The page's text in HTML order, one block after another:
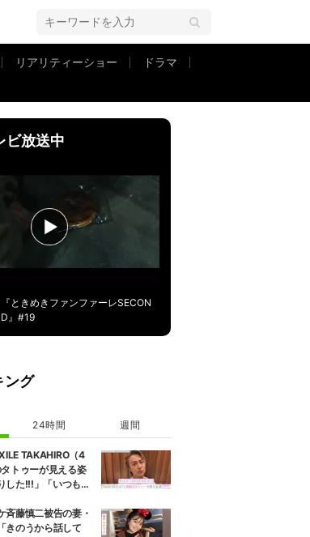
リアリティーショー
ドラマ
ビ放送中
『ときめきファンファーレSECON
D』#19
ング
24時間 週間
TAKAHIRO（4
トゥーが見える姿
した!!!」「いつもと
斉藤慎二被告の妻・
きのうから話して